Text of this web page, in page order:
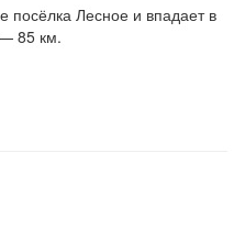
посёлка Лесное и впадает в
— 85 км.